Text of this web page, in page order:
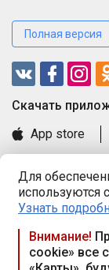
Для
используются
Узнать
Внимание!
cookie» все
Полная версия
Cкачать
App store
Книга замечаний
Правила и
Praca.by ©
Республика
117а, пом. № 9.